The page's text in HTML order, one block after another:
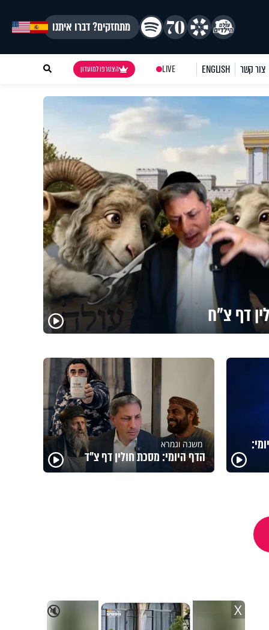
מתחזקים? דברו איתנו
צור קשר ENGLISH
LIVE הצטרפו למועדון
דף צ"ח
משנה וגמרא
הדף היומי: מסכת חולין דף צ"ד
🔇 X